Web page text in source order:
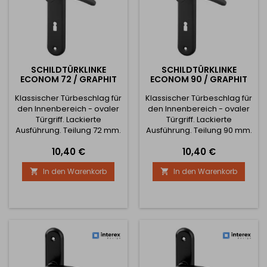
SCHILDTÜRKLINKE
ECONOM 72 / GRAPHIT
Klassischer Türbeschlag für
den Innenbereich - ovaler
Türgriff. Lackierte
Ausführung. Teilung 72 mm.
verbunden. Ohne
Rückholfeder und
Verdrehschutzdorne. Die
Schilder werden von oben
Material für die Montage
enthalten. Die Einsatzklasse
des Drückers ist je nach
Preis
10,40 €
 In den Warenkorb
SCHILDTÜRKLINKE
ECONOM 90 / GRAPHIT
Klassischer Türbeschlag für
den Innenbereich - ovaler
Türgriff. Lackierte
Ausführung. Teilung 90 mm.
verbunden. Ohne
Rückholfeder und
Verdrehschutzdorne. Die
Schilder werden von oben
Material für die Montage
enthalten. Die Einsatzklasse
des Drückers ist je nach
Preis
10,40 €
 In den Warenkorb